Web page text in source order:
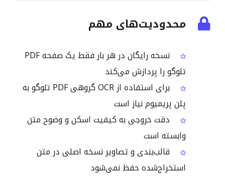
محدودیت‌های مهم
نسخه رایگان در هر بار فقط یک صفحه PDF
تلوگو را پردازش می‌کند
برای استفاده از OCR گروهی PDF تلوگو به
پلن پریمیوم نیاز است
دقت خروجی به کیفیت اسکن و وضوح متن
وابسته است
قالب‌بندی و تصاویر نسخه اصلی در متن
استخراج‌شده حفظ نمی‌شود